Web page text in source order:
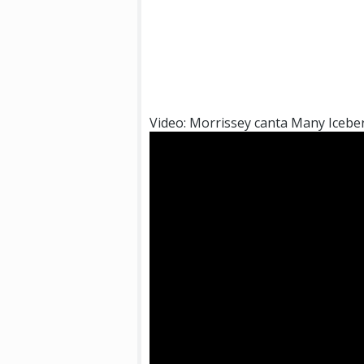
Video: Morrissey canta Many